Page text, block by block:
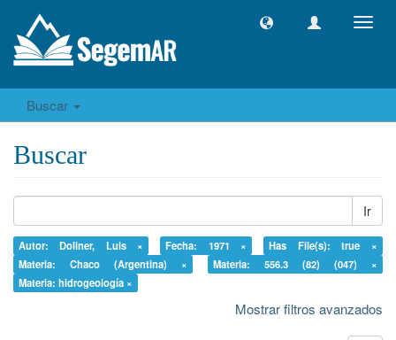
Buscar
Buscar
Ir
Autor: Doliner, Luis × Fecha: 1971 ×
Has File(s): true ×
Materia: Chaco (Argentina) ×
Materia: 556.3 (82) (047) ×
Materia: hidrogeología ×
Mostrar filtros avanzados